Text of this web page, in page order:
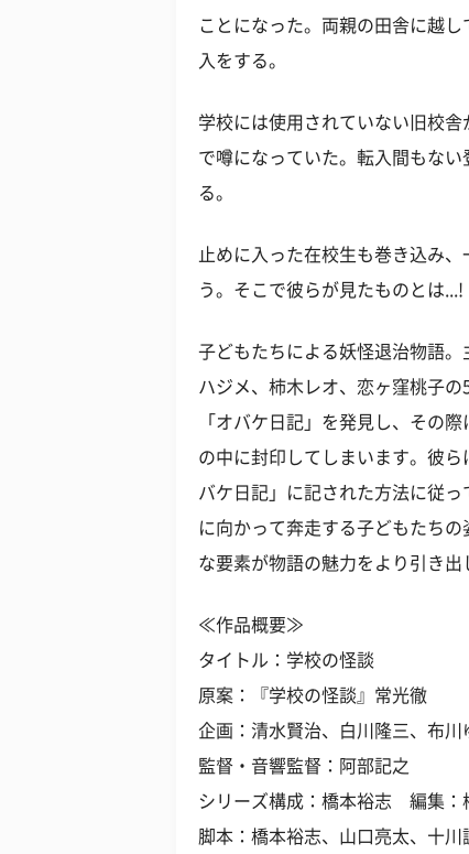
ことになった。両親の田舎に越
入をする。
学校には使用されていない旧校
で噂になっていた。転入間もな
る。
止めに入った在校生も巻き込み
う。そこで彼らが見たものとは...!
子どもたちによる妖怪退治物語
ハジメ、柿木レオ、恋ヶ窪桃子
「オバケ日記」を発見し、その
の中に封印してしまいます。彼
バケ日記」に記された方法に従
に向かって奔走する子どもたち
な要素が物語の魅力をより引き出
≪作品概要≫
タイトル：学校の怪談
原案：『学校の怪談』常光徹
企画：清水賢治、白川隆三、布川
監督・音響監督：阿部記之
シリーズ構成：橋本裕志 編集：
脚本：橋本裕志、山口亮太、十